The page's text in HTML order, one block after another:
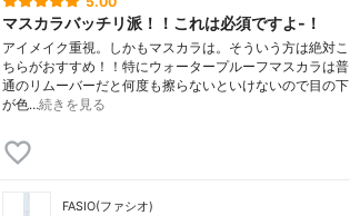
マスカラバッチリ派！！これは必須ですよ-！
アイメイク重視。しかもマスカラは。そういう方は絶対こ
ちらがおすすめ！！特にウォータープルーフマスカラは普
通のリムーバーだと何度も擦らないといけないので目の下
が色…続きを見る
FASIO(ファシオ)